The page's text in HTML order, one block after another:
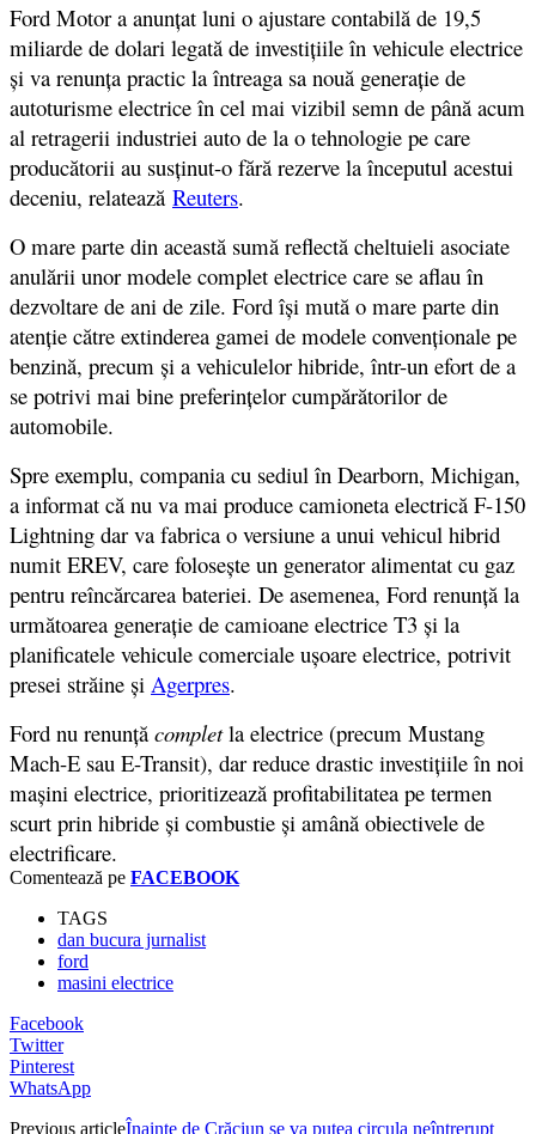
Ford Motor a anunțat luni o ajustare contabilă de 19,5
miliarde de dolari legată de investițiile în vehicule electrice
și va renunța practic la întreaga sa nouă generație de
autoturisme electrice în cel mai vizibil semn de până acum
al retragerii industriei auto de la o tehnologie pe care
producătorii au susținut-o fără rezerve la începutul acestui
deceniu, relatează Reuters.
O mare parte din această sumă reflectă cheltuieli asociate
anulării unor modele complet electrice care se aflau în
dezvoltare de ani de zile. Ford își mută o mare parte din
atenție către extinderea gamei de modele convenționale pe
benzină, precum și a vehiculelor hibride, într-un efort de a
se potrivi mai bine preferințelor cumpărătorilor de
automobile.
Spre exemplu, compania cu sediul în Dearborn, Michigan,
a informat că nu va mai produce camioneta electrică F-150
Lightning dar va fabrica o versiune a unui vehicul hibrid
numit EREV, care foloseşte un generator alimentat cu gaz
pentru reîncărcarea bateriei. De asemenea, Ford renunţă la
următoarea generaţie de camioane electrice T3 şi la
planificatele vehicule comerciale uşoare electrice, potrivit
presei străine și Agerpres.
Ford nu renunță completla electrice (precum Mustang
Mach-E sau E-Transit), dar reduce drastic investițiile în noi
mașini electrice, prioritizează profitabilitatea pe termen
scurt prin hibride și combustie și amână obiectivele de
electrificare.
Comentează pe FACEBOOK
TAGS
dan bucura jurnalist
ford
masini electrice
Facebook
Twitter
Pinterest
WhatsApp
Previous articleÎnainte de Crăciun se va putea circula neîntrerupt